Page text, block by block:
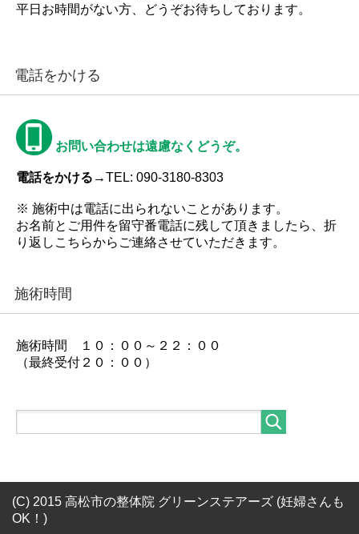
平日お時間がない方、どうぞお待ちしております。
電話をかける
お問い合わせは遠慮なくどうぞ。
電話をかける→TEL: 090-3180-8303
※ 施術中は電話に出られないことがあります。
お名前とご用件を留守番電話に残して頂きましたら、折
り返しこちらからご連絡させていただきます。
施術時間
施術時間 １０：００～２２：００
（最終受付２０：００）
(C) 2015 高松市の整体院 グリーンステアーズ (妊婦さんも
OK！)